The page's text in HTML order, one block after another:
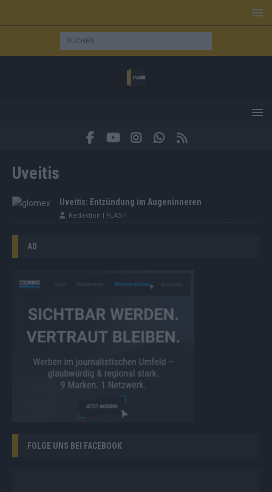
Uveitis
Uveitis: Entzündung im Augeninneren
Redaktion | FLASH
AD
FOLGE UNS BEI FACEBOOK